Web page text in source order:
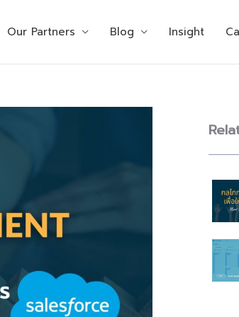
Our Partners Blog Insight